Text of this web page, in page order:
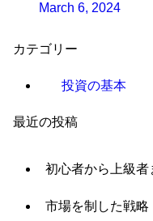
March 6, 2024
カテゴリー
投資の基本
最近の投稿
初心者から上級
市場を制した戦略